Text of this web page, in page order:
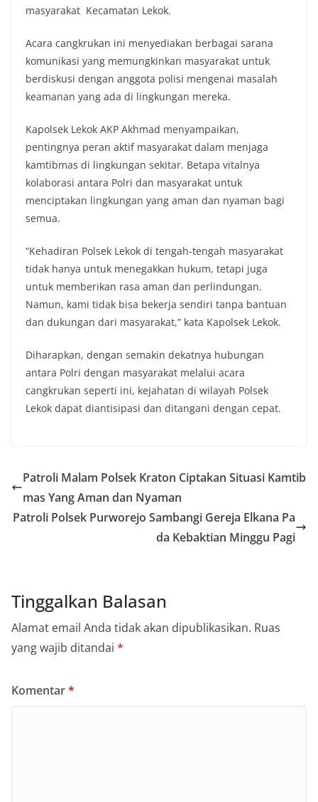
masyarakat Kecamatan Lekok.
Acara cangkrukan ini menyediakan berbagai sarana
komunikasi yang memungkinkan masyarakat untuk
berdiskusi dengan anggota polisi mengenai masalah
keamanan yang ada di lingkungan mereka.
Kapolsek Lekok AKP Akhmad menyampaikan,
pentingnya peran aktif masyarakat dalam menjaga
kamtibmas di lingkungan sekitar. Betapa vitalnya
kolaborasi antara Polri dan masyarakat untuk
menciptakan lingkungan yang aman dan nyaman bagi
semua.
“Kehadiran Polsek Lekok di tengah-tengah masyarakat
tidak hanya untuk menegakkan hukum, tetapi juga
untuk memberikan rasa aman dan perlindungan.
Namun, kami tidak bisa bekerja sendiri tanpa bantuan
dan dukungan dari masyarakat,” kata Kapolsek Lekok.
Diharapkan, dengan semakin dekatnya hubungan
antara Polri dengan masyarakat melalui acara
cangkrukan seperti ini, kejahatan di wilayah Polsek
Lekok dapat diantisipasi dan ditangani dengan cepat.
Patroli Malam Polsek Kraton Ciptakan Situasi Kamtib
mas Yang Aman dan Nyaman
Patroli Polsek Purworejo Sambangi Gereja Elkana Pa
da Kebaktian Minggu Pagi
Tinggalkan Balasan
Alamat email Anda tidak akan dipublikasikan. Ruas
yang wajib ditandai *
Komentar*